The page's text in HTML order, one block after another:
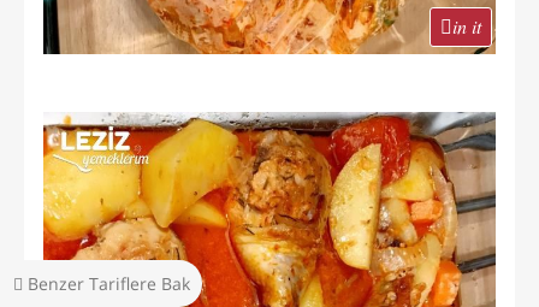
Benzer Tariflere Bak
in it